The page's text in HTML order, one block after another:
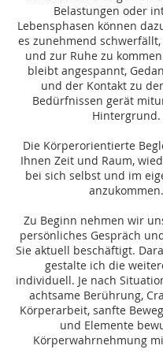
Belastungen oder
Lebensphasen können
es zunehmend
und zur Ruhe zu
bleibt angespannt,
und der Kontakt zu
Bedürfnissen gerät
Hintergrund.
Die Körperorientierte
Ihnen Zeit und Raum,
bei sich selbst und im
anzukommen.
Zu Beginn nehmen wir
persönliches Gespräch
Sie aktuell beschäftigt.
gestalte ich die
individuell. Je nach
achtsame Berührung,
Körperarbeit, sanfte
und Elemente
Körperwahrnehmung